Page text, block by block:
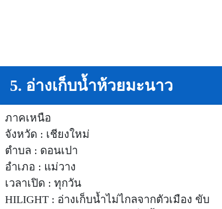
5. อ่างเก็บน้ำห้วยมะนาว
ภาคเหนือ
จังหวัด : เชียงใหม่
ตำบล : ดอนเปา
อำเภอ : แม่วาง
เวลาเปิด : ทุกวัน
HILIGHT : อ่างเก็บน้ำไม่ไกลจากตัวเมือง ขับ